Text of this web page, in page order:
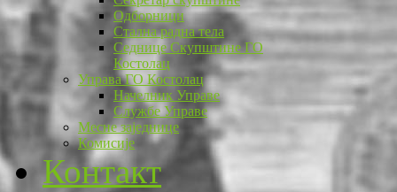
Одборници
Стална радна тела
Седнице Скупштине ГО
Костолац
Управа ГО Костолац
Начелник Управе
Службе Управе
Месне заједнице
Комисије
Контакт